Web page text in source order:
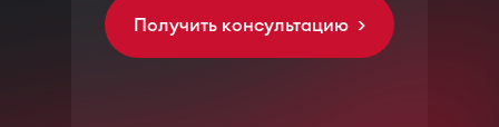
Получить консультацию >